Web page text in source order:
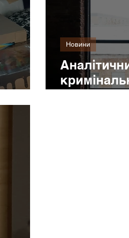
Новини